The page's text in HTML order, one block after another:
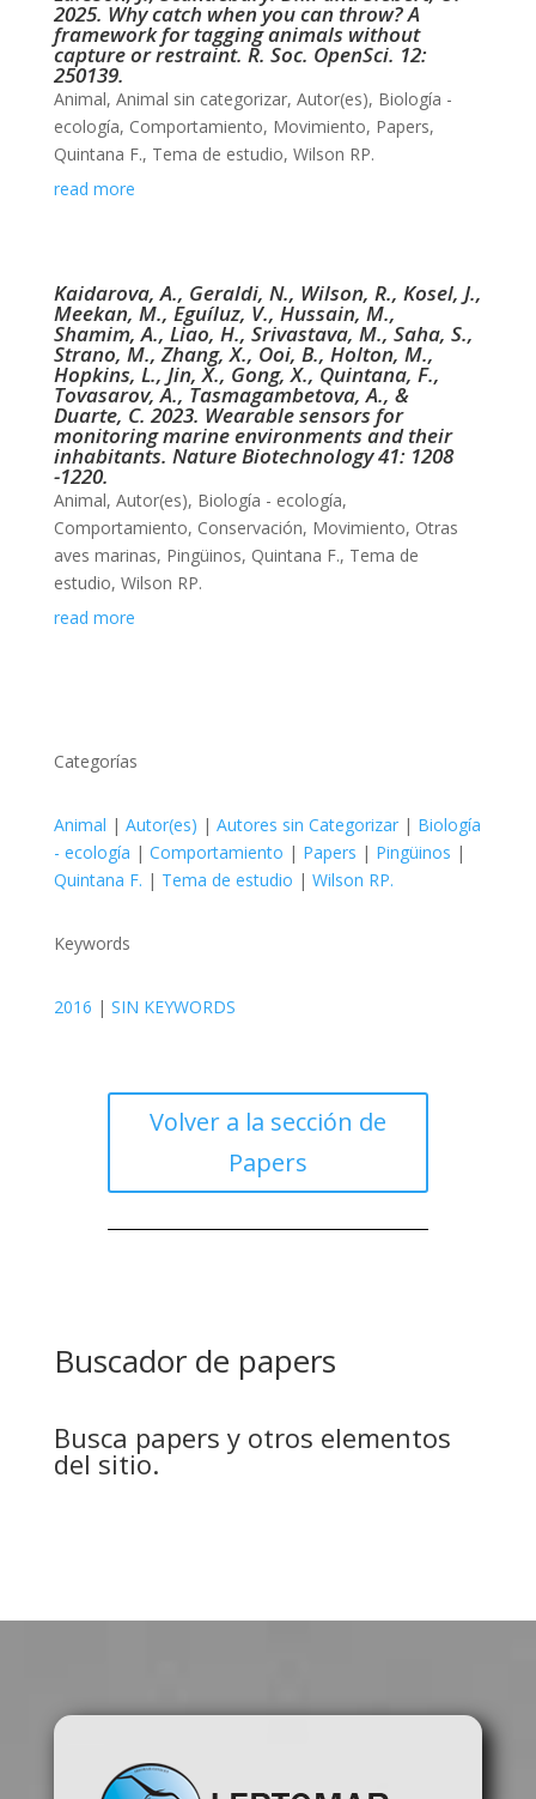
2025. Why catch when you can throw? A
framework for tagging animals without
capture or restraint. R. Soc. OpenSci. 12:
250139.
Animal, Animal sin categorizar, Autor(es), Biología -
ecología, Comportamiento, Movimiento, Papers,
Quintana F., Tema de estudio, Wilson RP.
read more
Kaidarova, A., Geraldi, N., Wilson, R., Kosel, J.,
Meekan, M., Eguíluz, V., Hussain, M.,
Shamim, A., Liao, H., Srivastava, M., Saha, S.,
Strano, M., Zhang, X., Ooi, B., Holton, M.,
Hopkins, L., Jin, X., Gong, X., Quintana, F.,
Tovasarov, A., Tasmagambetova, A., &
Duarte, C. 2023. Wearable sensors for
monitoring marine environments and their
inhabitants. Nature Biotechnology 41: 1208
-1220.
Animal, Autor(es), Biología - ecología,
Comportamiento, Conservación, Movimiento, Otras
aves marinas, Pingüinos, Quintana F., Tema de
estudio, Wilson RP.
read more
Categorías
Animal | Autor(es) | Autores sin Categorizar| Biología
- ecología | Comportamiento | Papers | Pingüinos |
Quintana F. | Tema de estudio | Wilson RP.
Keywords
2016 | SIN KEYWORDS
Volver a la sección de
Papers
Buscador de papers
Busca papers y otros elementos
del sitio.